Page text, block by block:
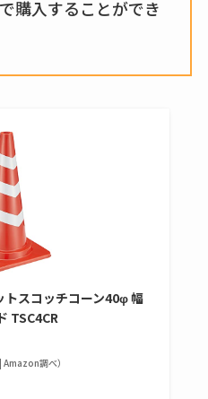
など解説
キーピング販売終了
理由はなぜ？売って
ない？売ってる場所
も調査
スはコンビニで売っ
購入することができ
トスコッチコーン40φ 幅
TSC4CR
調べ）